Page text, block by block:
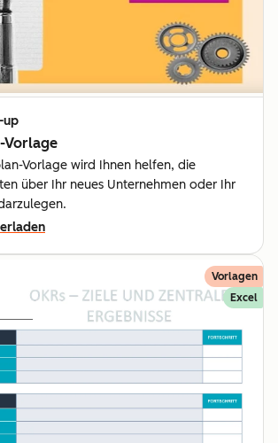
up
Vorlage
Vorlage wird Ihnen helfen, die
über Ihr neues Unternehmen oder Ihr
Vorlagen
Excel